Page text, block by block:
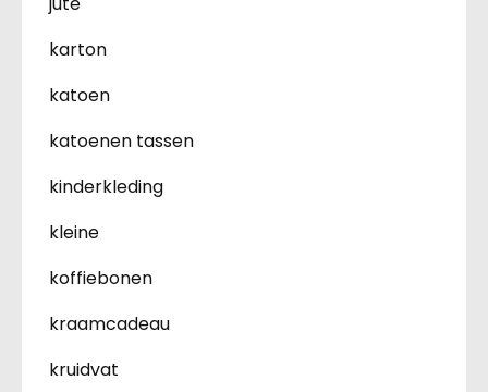
karton
katoen
katoenen tassen
kinderkleding
kleine
koffiebonen
kraamcadeau
kruidvat